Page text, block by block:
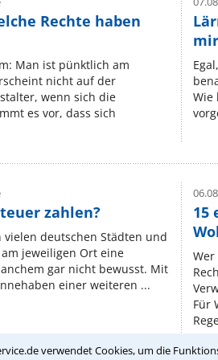
verwendet Cookies, um die
Rechte haben
Man ist pünktlich am
nicht auf der
wenn sich die
es vor, dass sich
Wie
zahlen?
deutschen Städten und
jeweiligen Ort eine
gar nicht bewusst. Mit
einer weiteren ...
15
Für